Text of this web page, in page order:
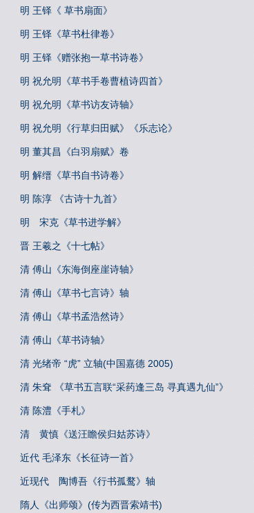
明 王铎《 草书扇面》
明 王铎《草书杜律卷》
明 王铎《赠张抱一草书诗卷》
明 祝允明《草书手卷曹植诗四首》
明 祝允明《草书访友诗轴》
明 祝允明《行草归田赋》《乐志论》
明 董其昌《白羽扇赋》卷
明 解缙《草书自书诗卷》
明 陈淳 《古诗十九首》
明 宋克《草书进学解》
晋 王羲之《十七帖》
清 傅山《东海倒座崖诗轴》
清 傅山《草书七言诗》轴
清 傅山《草书孟浩然诗》
清 傅山《草书诗轴》
清 光绪帝 “虎” 立轴(中国嘉德 2005)
清 朱耷 《草书五言联“采药逢三岛 寻真遇九仙”》
清 陈澧《手札》
清 黄慎《送汪瞻侯归姑苏诗》
近代 毛泽东《长征诗一首》
近现代 陶博吾《行书孤鹜》轴
隋人《出师颂》(传为西晋索靖书)